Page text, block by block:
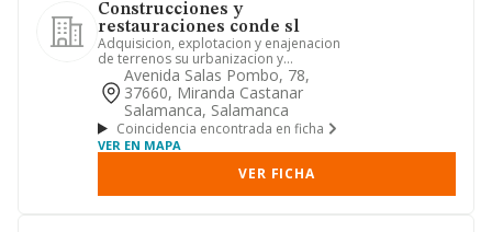
Construcciones y
restauraciones conde sl
Adquisicion, explotacion y enajenacion
de terrenos su urbanizacion y
parcelacion, la construccion d...
Avenida Salas Pombo, 78,
37660, Miranda Castanar
Salamanca, Salamanca
Coincidencia encontrada en ficha
VER EN MAPA
VER FICHA